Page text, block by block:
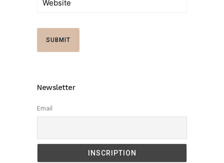
Newsletter
Email